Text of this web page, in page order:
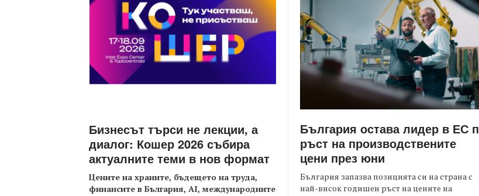
Бизнесът търси не лекции, а
диалог: Кошер 2026 събира
актуалните теми в нов формат
Цените на храните, бъдещето на труда,
финансите в България, AI, международните
България остава лидер в ЕС
ръст на производствените
цени през юни
България запазва позицията си на страна с
най-висок годишен ръст на цените на